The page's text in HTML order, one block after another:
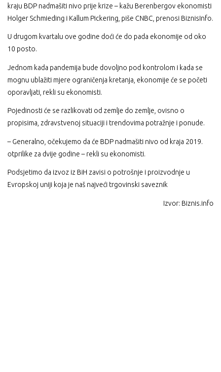
kraju BDP nadmašiti nivo prije krize – kažu Berenbergov ekonomisti
Holger Schmieding i Kallum Pickering, piše CNBC, prenosi BiznisInfo.
U drugom kvartalu ove godine doći će do pada ekonomije od oko
10 posto.
Jednom kada pandemija bude dovoljno pod kontrolom i kada se
mognu ublažiti mjere ograničenja kretanja, ekonomije će se početi
oporavljati, rekli su ekonomisti.
Pojedinosti će se razlikovati od zemlje do zemlje, ovisno o
propisima, zdravstvenoj situaciji i trendovima potražnje i ponude.
– Generalno, očekujemo da će BDP nadmašiti nivo od kraja 2019.
otprilike za dvije godine – rekli su ekonomisti.
Podsjetimo da izvoz iz BiH zavisi o potrošnje i proizvodnje u
Evropskoj uniji koja je naš najveći trgovinski saveznik
Izvor: Biznis.info